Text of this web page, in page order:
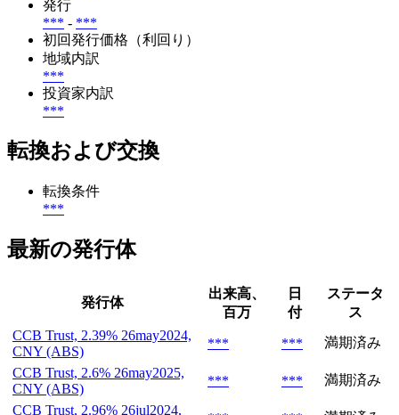
発行
*** - ***
初回発行価格（利回り）
地域内訳
***
投資家内訳
***
転換および交換
転換条件
***
最新の発行体
発行体
出来高、
百万
日
付
ステータ
ス
CCB Trust, 2.39% 26may2024,
CNY (ABS)
*** ***
満期済み
CCB Trust, 2.6% 26may2025,
CNY (ABS)
*** ***
満期済み
CCB Trust, 2.96% 26jul2024,